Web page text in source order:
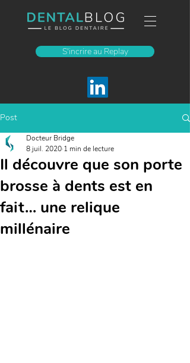
S'incrire au Replay
Post
Il découvre que son porte
brosse à dents est en
fait… une relique
millénaire
Docteur Bridge
8 juil. 2020 1 min de lecture